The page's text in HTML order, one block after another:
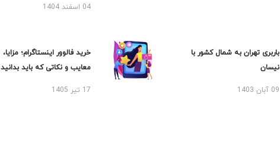
04 اسفند 1404
باربری تهران به شمال کشور با
نیسان
09 آبان 1403
خرید فالوور اینستاگرام؛ مزایا،
معایب و نکاتی که باید بدانید
17 تیر 1405